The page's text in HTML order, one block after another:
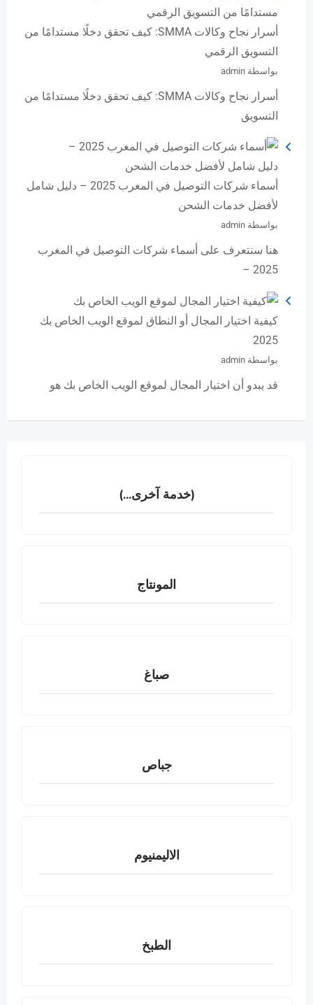
أسرار نجاح وكالات SMMA: كيف تحقق دخلًا مستدامًا من
التسويق الرقمي
بواسطة admin
أسرار نجاح وكالات SMMA: كيف تحقق دخلًا مستدامًا من
التسويق
أسماء شركات التوصيل في المغرب 2025 – دليل شامل
لأفضل خدمات الشحن
بواسطة admin
هنا سنتعرف على أسماء شركات التوصيل في المغرب
2025 –
كيفية اختيار المجال أو النطاق لموقع الويب الخاص بك
2025
بواسطة admin
قد يبدو أن اختيار المجال لموقع الويب الخاص بك هو
(خدمة آخرى...)
المونتاج
صباغ
جباص
الاليمنيوم
الطبخ